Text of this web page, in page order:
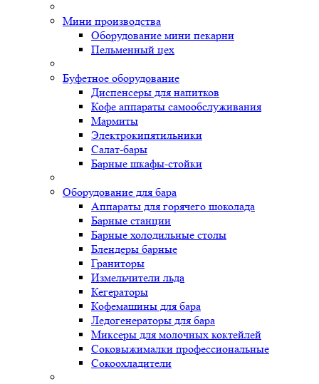
Мини производства
Оборудование мини пекарни
Пельменный цех
Буфетное оборудование
Диспенсеры для напитков
Кофе аппараты самообслуживания
Мармиты
Электрокипятильники
Cалат-бары
Барные шкафы-стойки
Оборудование для бара
Аппараты для горячего шоколада
Барные станции
Барные холодильные столы
Блендеры барные
Граниторы
Измельчители льда
Кегераторы
Кофемашины для бара
Ледогенераторы для бара
Миксеры для молочных коктейлей
Соковыжималки профессиональные
Сокоохладители